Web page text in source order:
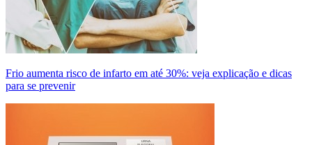
Frio aumenta risco de infarto em até 30%: veja explicação e dicas
para se prevenir